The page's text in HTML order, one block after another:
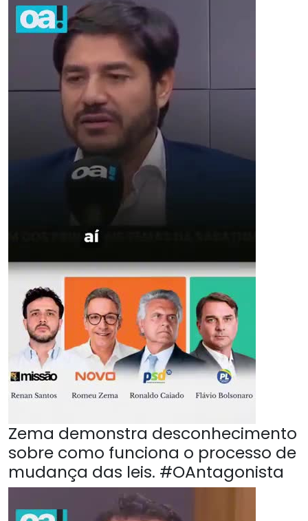
Zema demonstra desconhecimento
sobre como funciona o processo de
mudança das leis. #OAntagonista